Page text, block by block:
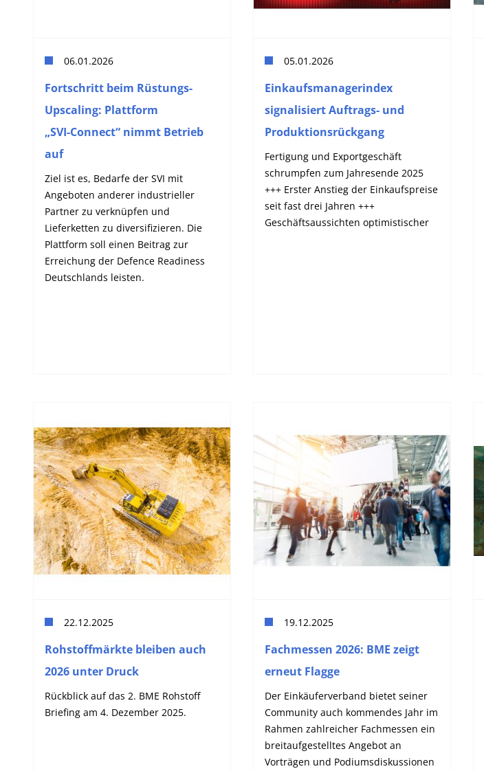
06.01.2026
Fortschritt beim Rüstungs-
Upscaling: Plattform
„SVI‑Connect“ nimmt Betrieb
auf
Ziel ist es, Bedarfe der SVI mit
Angeboten anderer industrieller
Partner zu verknüpfen und
Lieferketten zu diversifizieren. Die
Plattform soll einen Beitrag zur
Erreichung der Defence Readiness
Deutschlands leisten.
05.01.2026
Einkaufsmanagerindex
signalisiert Auftrags- und
Produktionsrückgang
Fertigung und Exportgeschäft
schrumpfen zum Jahresende 2025
+++ Erster Anstieg der Einkaufspreise
seit fast drei Jahren +++
Geschäftsaussichten optimistischer
22.12.2025
Rohstoffmärkte bleiben auch
2026 unter Druck
Rückblick auf das 2. BME Rohstoff
Briefing am 4. Dezember 2025.
19.12.2025
Fachmessen 2026: BME zeigt
erneut Flagge
Der Einkäuferverband bietet seiner
Community auch kommendes Jahr im
Rahmen zahlreicher Fachmessen ein
breitaufgestelltes Angebot an
Vorträgen und Podiumsdiskussionen